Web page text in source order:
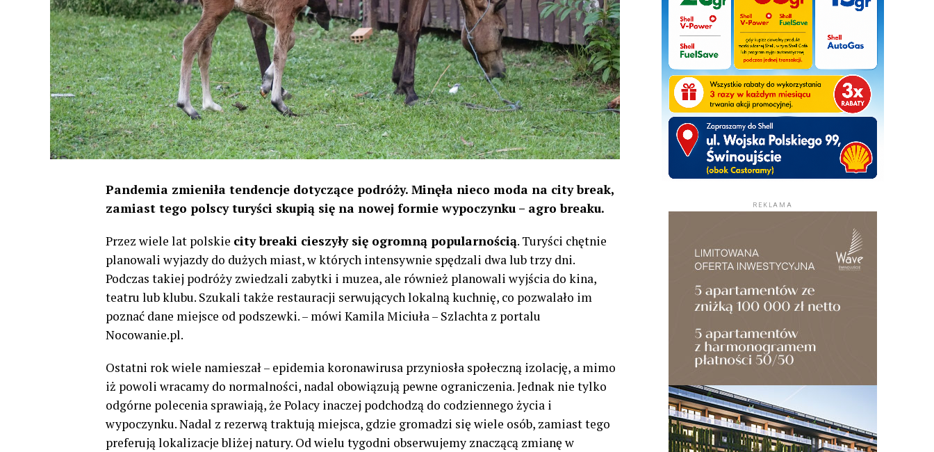
Pandemia zmieniła tendencje dotyczące podróży. Minęła nieco moda na city break,
zamiast tego polscy turyści skupią się na nowej formie wypoczynku – agro breaku.
Przez wiele lat polskie city breaki cieszyły się ogromną popularnością. Turyści chętnie
planowali wyjazdy do dużych miast, w których intensywnie spędzali dwa lub trzy dni.
Podczas takiej podróży zwiedzali zabytki i muzea, ale również planowali wyjścia do kina,
teatru lub klubu. Szukali także restauracji serwujących lokalną kuchnię, co pozwalało im
poznać dane miejsce od podszewki. – mówi Kamila Miciuła – Szlachta z portalu
Nocowanie.pl.
Ostatni rok wiele namieszał – epidemia koronawirusa przyniosła społeczną izolację, a mimo
iż powoli wracamy do normalności, nadal obowiązują pewne ograniczenia. Jednak nie tylko
odgórne polecenia sprawiają, że Polacy inaczej podchodzą do codziennego życia i
wypoczynku. Nadal z rezerwą traktują miejsca, gdzie gromadzi się wiele osób, zamiast tego
preferują lokalizacje bliżej natury. Od wielu tygodni obserwujemy znaczącą zmianę w
REKLAMA